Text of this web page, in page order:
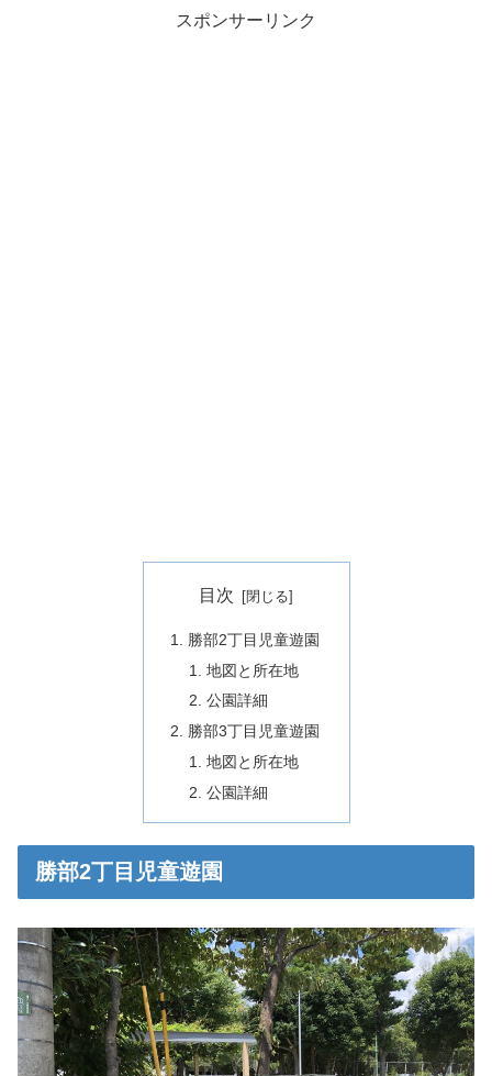
スポンサーリンク
目次
勝部2丁目児童遊園
地図と所在地
公園詳細
勝部3丁目児童遊園
地図と所在地
公園詳細
勝部2丁目児童遊園